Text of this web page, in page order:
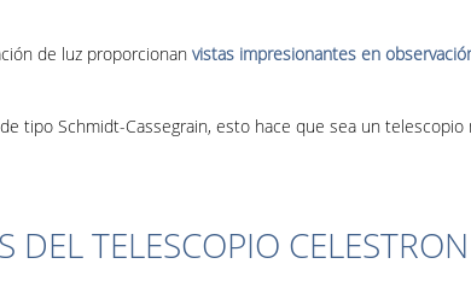
de luz proporcionan vistas impresionantes en
tipo Schmidt-Cassegrain, esto hace que sea un
DEL TELESCOPIO